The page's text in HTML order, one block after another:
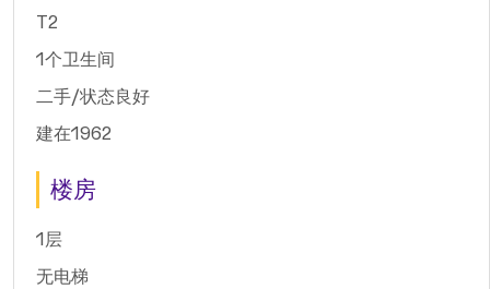
T2
1个卫生间
二手/状态良好
建在1962
楼房
1层
无电梯